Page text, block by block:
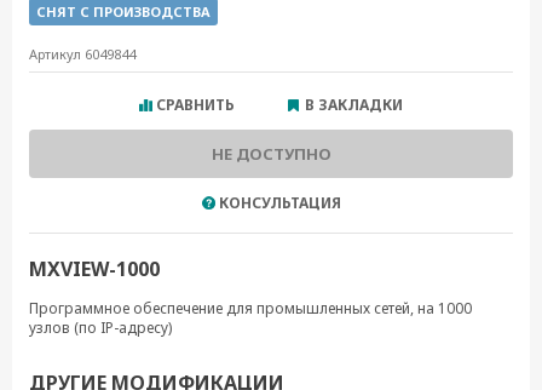
СНЯТ С ПРОИЗВОДСТВА
Артикул 6049844
СРАВНИТЬ В ЗАКЛАДКИ
НЕ ДОСТУПНО
КОНСУЛЬТАЦИЯ
MXVIEW-1000
Программное обеспечение для промышленных сетей, на 1000
узлов (по IP-адресу)
ДРУГИЕ МОДИФИКАЦИИ